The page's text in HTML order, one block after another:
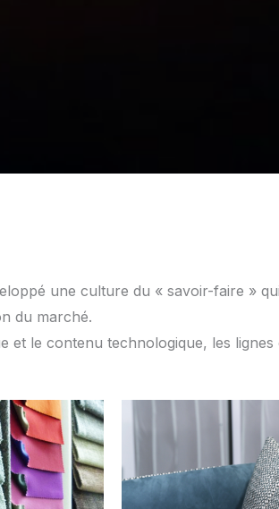
une culture du « savoir-faire »
du marché.
et le contenu technologique, les lignes